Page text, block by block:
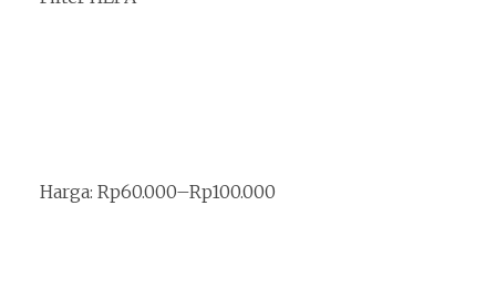
Harga: Rp60.000–Rp100.000